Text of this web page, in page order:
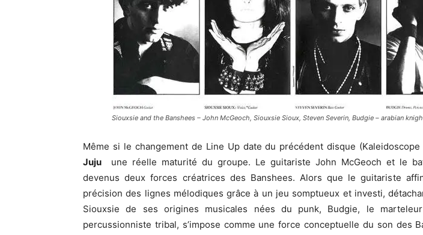
Siouxsie and the Banshees – John McGeoch, Siouxsie Sioux, Steven Severin, Budgie – arabian
Même si le changement de Line Up date du précédent disque
Juju une réelle maturité du groupe. Le guitariste John McGeoch et le
devenus deux forces créatrices des Banshees. Alors que le guitariste
précision des lignes mélodiques grâce à un jeu somptueux et investi,
Siouxsie de ses origines musicales nées du punk, Budgie, le
percussionniste tribal, s’impose comme une force conceptuelle du son des